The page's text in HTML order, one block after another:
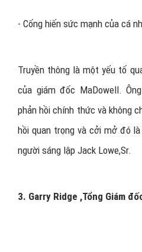
- Cống hiến sức mạnh của cá
Truyền thông là một yếu tố
của giám đốc MaDowell.
phản hồi chính thức và không
hồi quan trọng và cởi mở đó
người sáng lập Jack Lowe,Sr.
3. Garry Ridge ,Tổng Giám